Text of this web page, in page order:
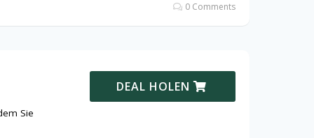
0 Comments
Sie
DEAL HOLEN